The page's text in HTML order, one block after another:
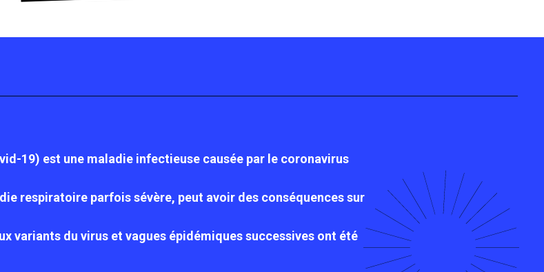
19) est une maladie infectieuse causée par le coronavirus
respiratoire parfois sévère, peut avoir des conséquences sur
variants du virus et vagues épidémiques successives ont été